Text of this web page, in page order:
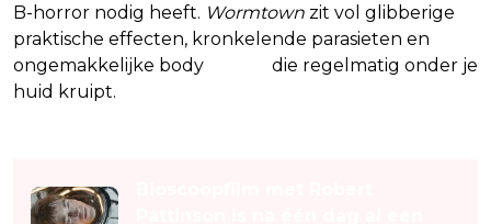
B-horror nodig heeft. Wormtown zit vol glibberige
praktische effecten, kronkelende parasieten en
ongemakkelijke body
die regelmatig onder je
huid kruipt.